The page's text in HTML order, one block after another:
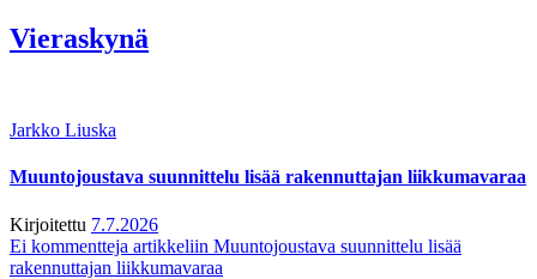
Vieraskynä
Jarkko Liuska
Muuntojoustava suunnittelu lisää rakennuttajan liikkumavaraa
Kirjoitettu 7.7.2026
Ei kommentteja artikkeliin Muuntojoustava suunnittelu lisää
rakennuttajan liikkumavaraa